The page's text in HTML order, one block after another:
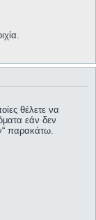
θέλετε να
εάν δεν
παρακάτω.